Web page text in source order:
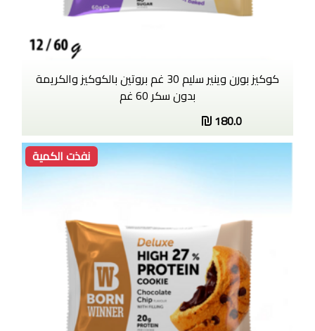
كوكيز بورن وينير سليم 30 غم بروتين بالكوكيز والكريمة
بدون سكر 60 غم
180.0
نفذت الكمية